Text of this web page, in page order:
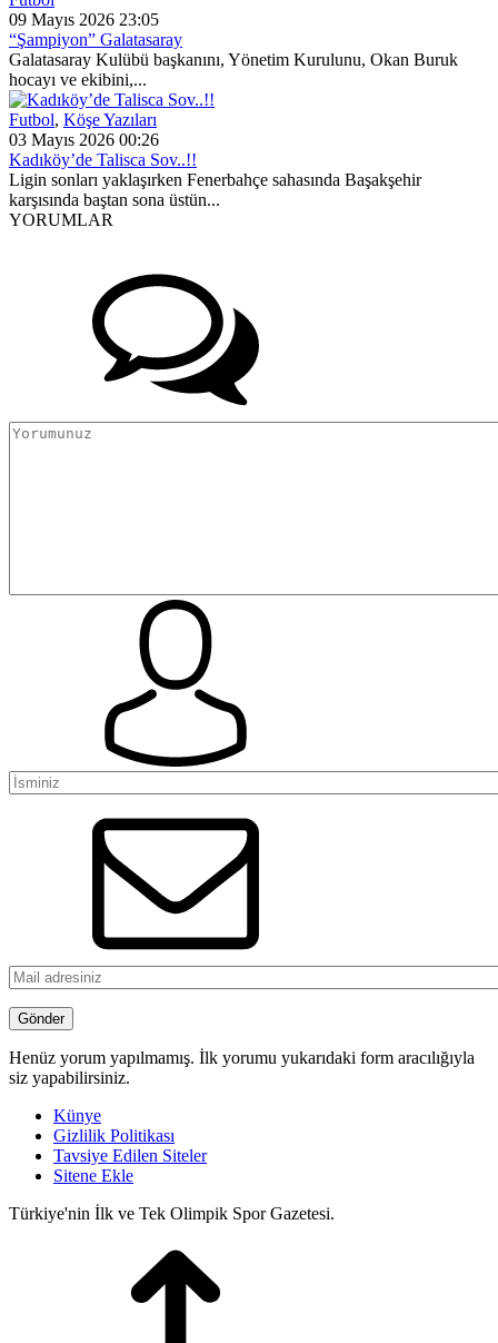
09 Mayıs 2026 23:05
“Şampiyon” Galatasaray
Galatasaray Kulübü başkanını, Yönetim Kurulunu, Okan Buruk
hocayı ve ekibini,...
Futbol, Köşe Yazıları
03 Mayıs 2026 00:26
Kadıköy’de Talisca Sov..!!
Ligin sonları yaklaşırken Fenerbahçe sahasında Başakşehir
karşısında baştan sona üstün...
YORUMLAR
Henüz yorum yapılmamış. İlk yorumu yukarıdaki form aracılığıyla
siz yapabilirsiniz.
Künye
Gizlilik Politikası
Tavsiye Edilen Siteler
Sitene Ekle
Türkiye'nin İlk ve Tek Olimpik Spor Gazetesi.